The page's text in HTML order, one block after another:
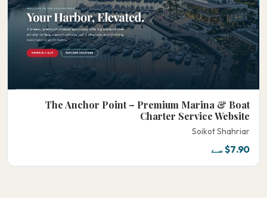
The Anchor Point – Premium Marina & Boat
Charter Service Website
Soikot Shahriar
$7.90 سے